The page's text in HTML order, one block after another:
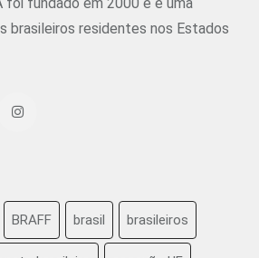
brasileiros residentes nos Estados
BRAFF brasil brasileiros